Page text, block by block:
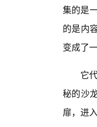
集的是
的是内
变成了
它
秘的沙
扉，进